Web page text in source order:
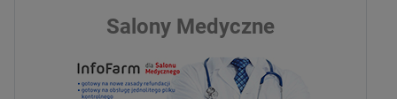
Salony Medyczne